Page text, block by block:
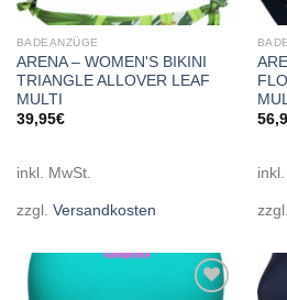
BADEANZÜGE
ARENA – WOMEN'S BIKINI
TRIANGLE ALLOVER LEAF
MULTI
39,95€
inkl. MwSt.
zzgl. Versandkosten
inkl.
zzgl.